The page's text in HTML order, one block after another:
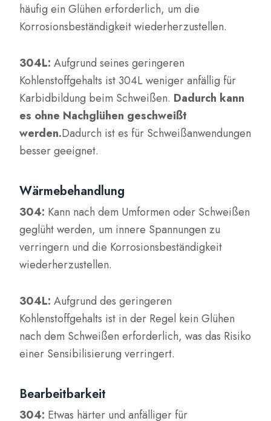
häufig ein Glühen erforderlich, um die
Korrosionsbeständigkeit wiederherzustellen.
304L: Aufgrund seines geringeren
Kohlenstoffgehalts ist 304L weniger anfällig für
Karbidbildung beim Schweißen. Dadurch kann
es ohne Nachglühen geschweißt
werden.Dadurch ist es für Schweißanwendungen
besser geeignet.
Wärmebehandlung
304: Kann nach dem Umformen oder Schweißen
geglüht werden, um innere Spannungen zu
verringern und die Korrosionsbeständigkeit
wiederherzustellen.
304L: Aufgrund des geringeren
Kohlenstoffgehalts ist in der Regel kein Glühen
nach dem Schweißen erforderlich, was das Risiko
einer Sensibilisierung verringert.
Bearbeitbarkeit
304: Etwas härter und anfälliger für